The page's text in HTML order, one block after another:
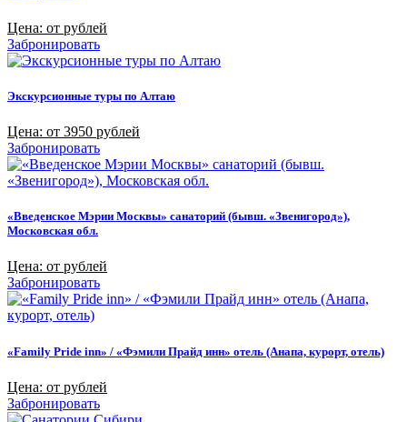
Цена: от рублей
Забронировать
Экскурсионные туры по Алтаю
Цена: от 3950 рублей
Забронировать
«Введенское Мэрии Москвы» санаторий (бывш. «Звенигород»),
Московская обл.
Цена: от рублей
Забронировать
«Family Pride inn» / «Фэмили Прайд инн» отель (Анапа, курорт, отель)
Цена: от рублей
Забронировать